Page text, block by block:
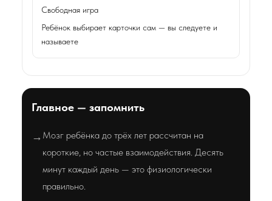
Свободная игра
Ребёнок выбирает карточки сам — вы следуете и
называете
Главное — запомнить
→ Мозг ребёнка до трёх лет рассчитан на
короткие, но частые взаимодействия. Десять
минут каждый день — это физиологически
правильно.